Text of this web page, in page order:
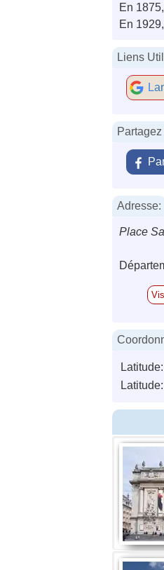
En
En
Liens
Adresse:
Place